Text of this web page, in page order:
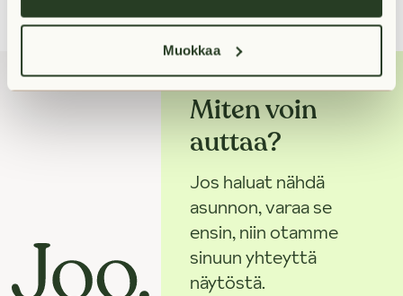
Muokkaa
Miten voin
auttaa?
Jos haluat nähdä
asunnon, varaa se
ensin, niin otamme
sinuun yhteyttä
näytöstä.